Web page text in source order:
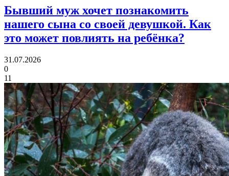
Бывший муж хочет познакомить
нашего сына со своей девушкой. Как
это может повлиять на ребёнка?
31.07.2026
0
11